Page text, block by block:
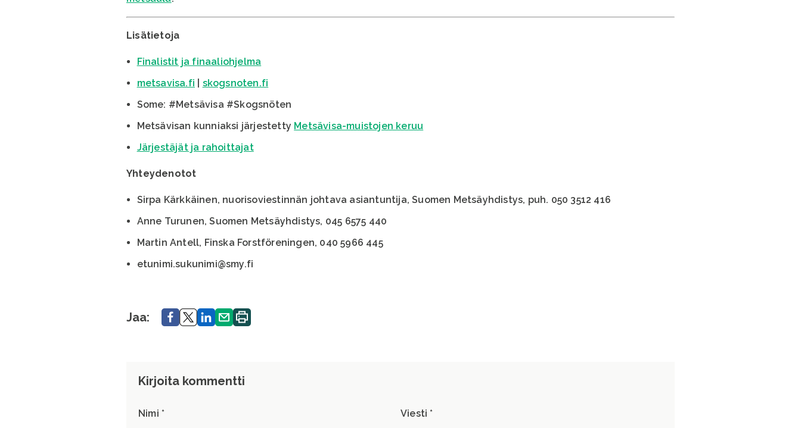
Lisätietoja
Finalistit ja finaaliohjelma
metsavisa.fi
skogsnoten.fi
Some: #Metsävisa #Skogsnöten
Metsävisan kunniaksi järjestetty Metsävisa-muistojen keruu
Järjestäjät ja rahoittajat
Yhteydenotot
Sirpa Kärkkäinen, nuorisoviestinnän johtava asiantuntija, Suomen Metsäyhdistys, puh. 050 3512 416
Anne Turunen, Suomen Metsäyhdistys, 045 6575 440
Martin Antell, Finska Forstföreningen, 040 5966 445
etunimi.sukunimi@smy.fi
Jaa: Jaa. Jaa.Jaa. Jaa. Tulosta
sivu.
Kirjoita kommentti
Nimi * Viesti *